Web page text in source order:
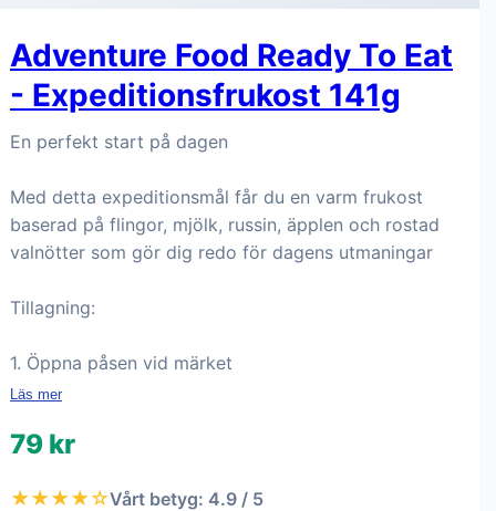
Adventure Food Ready To Eat
- Expeditionsfrukost 141g
En perfekt start på dagen
Med detta expeditionsmål får du en varm frukost
baserad på flingor, mjölk, russin, äpplen och rostad
valnötter som gör dig redo för dagens utmaningar
Tillagning:
1. Öppna påsen vid märket
Läs mer
79 kr
★★★★☆Vårt betyg: 4.9 / 5